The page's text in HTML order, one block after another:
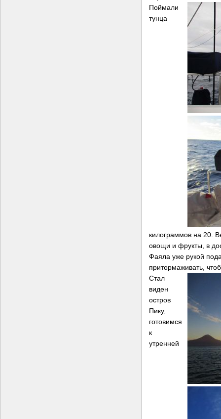
Поймали
тунца
килограммов на 20.
овощи и фрукты, в
Фаяла уже рукой
притормаживать,
Стал
виден
остров
Пику,
готовимся
к
утренней